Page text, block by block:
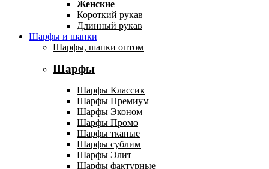
Женские
Короткий рукав
Длинный рукав
Шарфы и шапки
Шарфы, шапки оптом
Шарфы
Шарфы Классик
Шарфы Премиум
Шарфы Эконом
Шарфы Промо
Шарфы тканые
Шарфы сублим
Шарфы Элит
Шарфы фактурные